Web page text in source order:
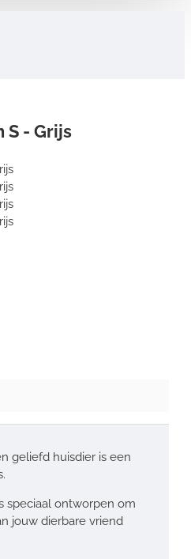
S - Grijs
geliefd huisdier is een
speciaal ontworpen om
jouw dierbare vriend